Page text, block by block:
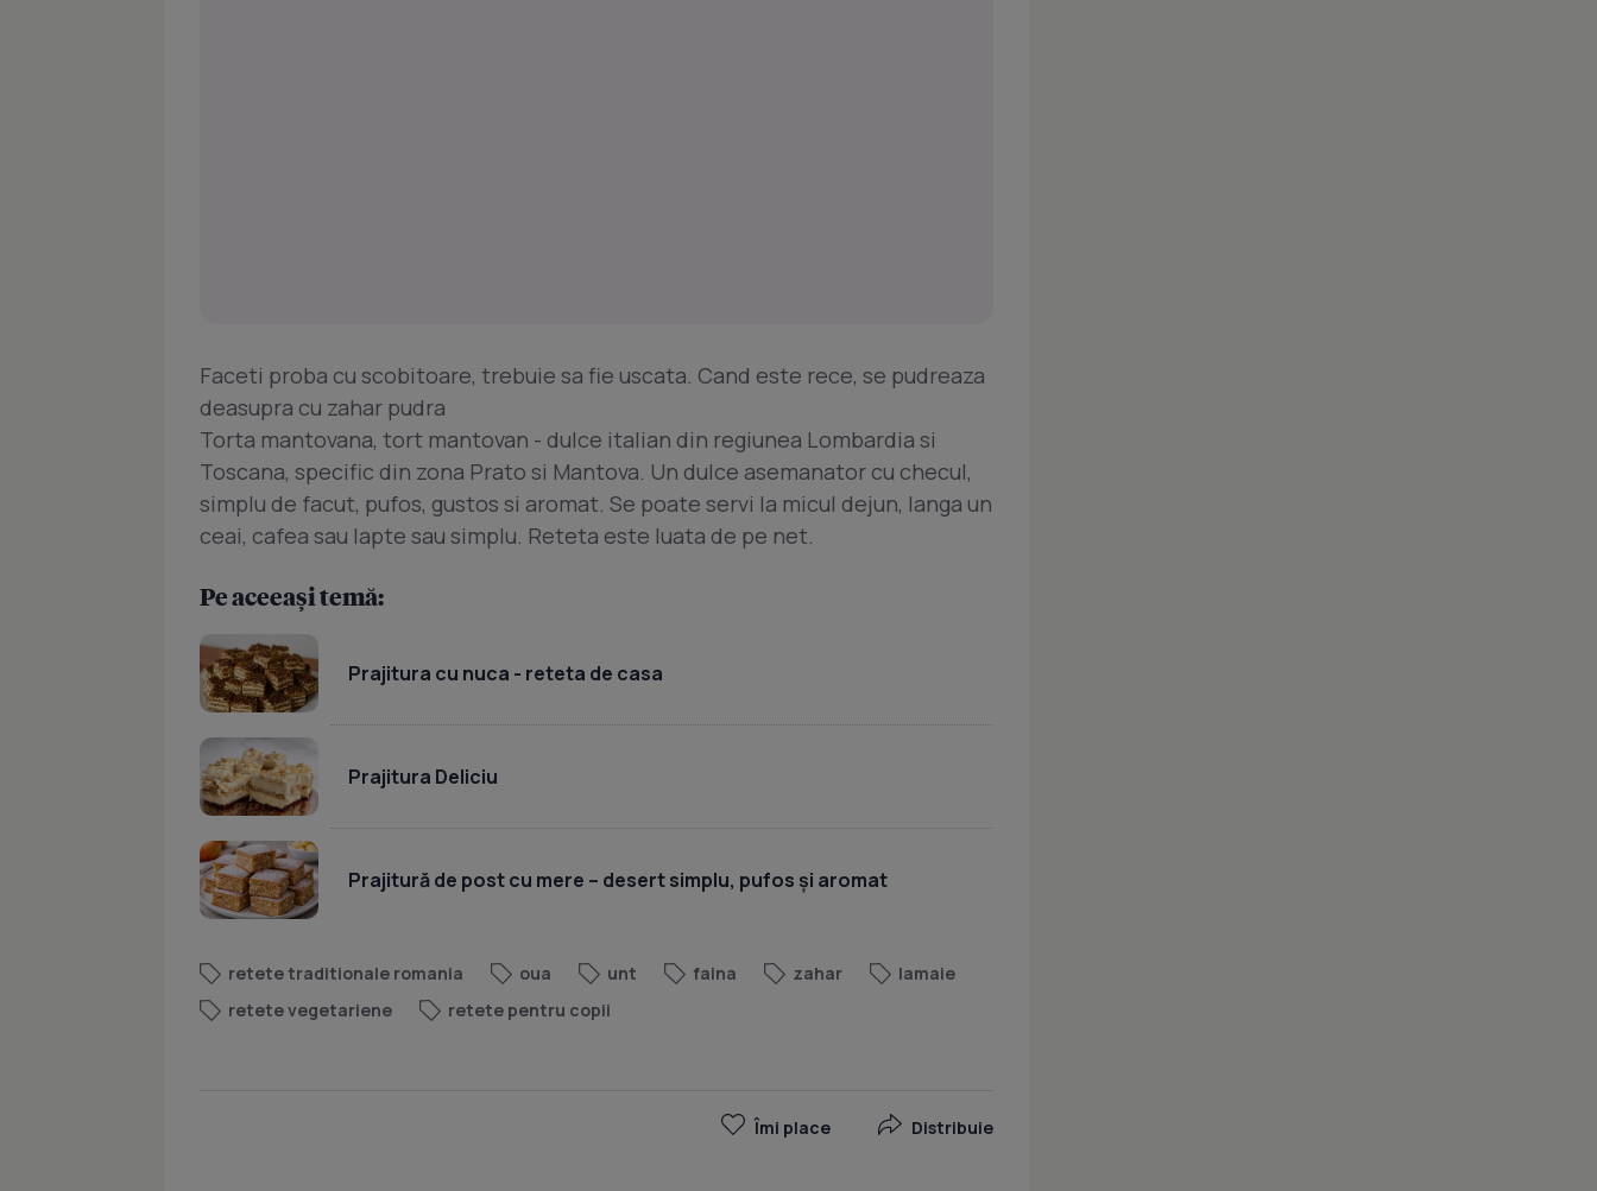
Faceti proba cu scobitoare, trebuie sa fie uscata. Cand este rece, se pudreaza
deasupra cu zahar pudra
Torta mantovana, tort mantovan - dulce italian din regiunea Lombardia si
Toscana, specific din zona Prato si Mantova. Un dulce asemanator cu checul,
simplu de facut, pufos, gustos si aromat. Se poate servi la micul dejun, langa un
ceai, cafea sau lapte sau simplu. Reteta este luata de pe net.
Pe aceeași temă:
Prajitura cu nuca - reteta de casa
Prajitura Deliciu
Prajitură de post cu mere – desert simplu, pufos și aromat
retete traditionale romania oua unt faina zahar
lamaie
retete vegetariene
retete pentru copii
Îmi place Distribuie